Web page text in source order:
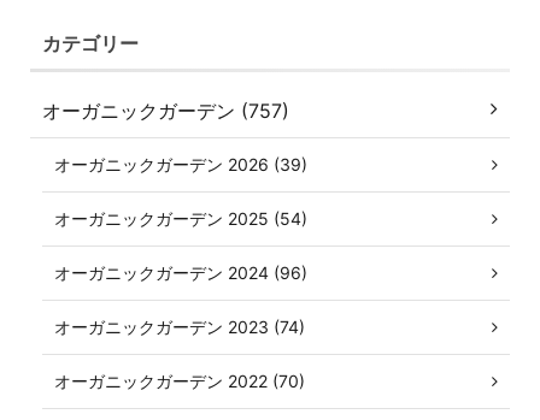
カテゴリー
オーガニックガーデン (757)
オーガニックガーデン 2026 (39)
オーガニックガーデン 2025 (54)
オーガニックガーデン 2024 (96)
オーガニックガーデン 2023 (74)
オーガニックガーデン 2022 (70)